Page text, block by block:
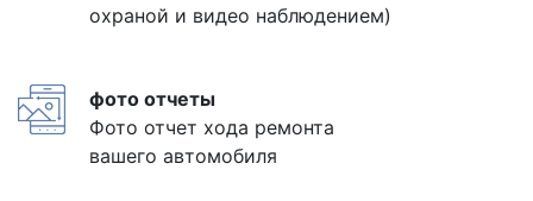
охраной и видео наблюдением)
фото отчеты
Фото отчет хода ремонта
вашего автомобиля